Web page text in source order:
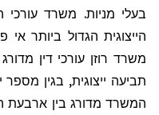
בעלי מניות. משרד
הייצוגית הגדול ביותר
משרד רוזן עורכי דין